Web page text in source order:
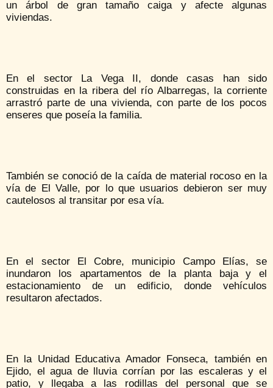
un árbol de gran tamaño caiga y afecte algunas
viviendas.
En el sector La Vega II, donde casas han sido
construidas en la ribera del río Albarregas, la corriente
arrastró parte de una vivienda, con parte de los pocos
enseres que poseía la familia.
También se conoció de la caída de material rocoso en la
vía de El Valle, por lo que usuarios debieron ser muy
cautelosos al transitar por esa vía.
En el sector El Cobre, municipio Campo Elías, se
inundaron los apartamentos de la planta baja y el
estacionamiento de un edificio, donde vehículos
resultaron afectados.
En la Unidad Educativa Amador Fonseca, también en
Ejido, el agua de lluvia corrían por las escaleras y el
patio, y llegaba a las rodillas del personal que se